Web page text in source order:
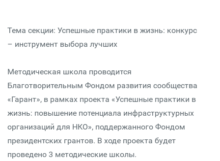
Тема секции: Успешные практики в жизнь: конкурс
– инструмент выбора лучших
Методическая школа проводится
Благотворительным Фондом развития сообщества
«Гарант», в рамках проекта «Успешные практики в
жизнь: повышение потенциала инфраструктурных
организаций для НКО», поддержанного Фондом
президентских грантов. В ходе проекта будет
проведено 3 методические школы.